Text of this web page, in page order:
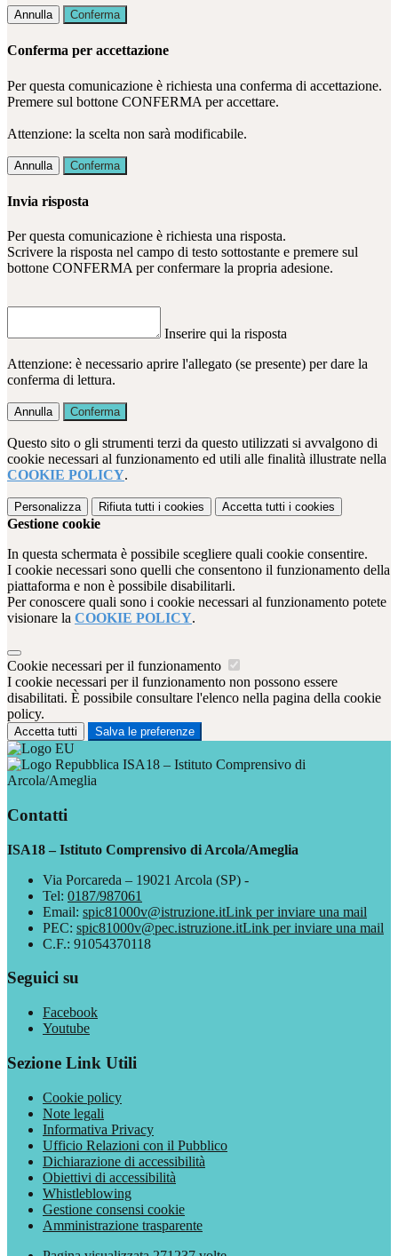
Annulla Conferma
Conferma per accettazione
Per questa comunicazione è richiesta una conferma di accettazione.
Premere sul bottone CONFERMA per accettare.
Attenzione: la scelta non sarà modificabile.
Annulla Conferma
Invia risposta
Per questa comunicazione è richiesta una risposta.
Scrivere la risposta nel campo di testo sottostante e premere sul
bottone CONFERMA per confermare la propria adesione.
Inserire qui la risposta
Attenzione: è necessario aprire l'allegato (se presente) per dare la
conferma di lettura.
Annulla Conferma
Questo sito o gli strumenti terzi da questo utilizzati si avvalgono di
cookie necessari al funzionamento ed utili alle finalità illustrate nella
COOKIE POLICY.
Personalizza Rifiuta tutti i cookies Accetta tutti i cookies
Gestione cookie
In questa schermata è possibile scegliere quali cookie consentire.
I cookie necessari sono quelli che consentono il funzionamento della
piattaforma e non è possibile disabilitarli.
Per conoscere quali sono i cookie necessari al funzionamento potete
visionare la COOKIE POLICY.
Cookie necessari per il funzionamento
I cookie necessari per il funzionamento non possono essere
disabilitati. È possibile consultare l'elenco nella pagina della cookie
policy.
Accetta tutti Salva le preferenze
ISA18 – Istituto Comprensivo di
Arcola/Ameglia
Contatti
ISA18 – Istituto Comprensivo di Arcola/Ameglia
Via Porcareda – 19021 Arcola (SP) -
Tel: 0187/987061
Email: spic81000v@istruzione.itLink per inviare una mail
PEC: spic81000v@pec.istruzione.itLink per inviare una mail
C.F.: 91054370118
Seguici su
Facebook
Youtube
Sezione Link Utili
Cookie policy
Note legali
Informativa Privacy
Ufficio Relazioni con il Pubblico
Dichiarazione di accessibilità
Obiettivi di accessibilità
Whistleblowing
Gestione consensi cookie
Amministrazione trasparente